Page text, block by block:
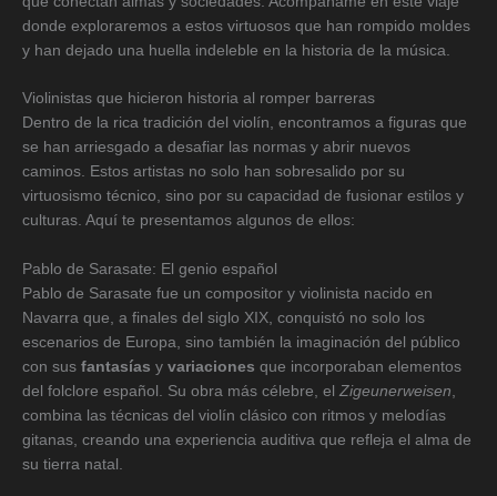
donde exploraremos a estos virtuosos que han rompido moldes
y han dejado una huella indeleble en la historia de la música.
Violinistas que hicieron historia al romper barreras
Dentro de la rica tradición del violín, encontramos a figuras que
se han arriesgado a desafiar las normas y abrir nuevos
caminos. Estos artistas no solo han sobresalido por su
virtuosismo técnico, sino por su capacidad de fusionar estilos y
culturas. Aquí te presentamos algunos de ellos:
Pablo de Sarasate: El genio español
Pablo de Sarasate fue un compositor y violinista nacido en
Navarra que, a finales del siglo XIX, conquistó no solo los
escenarios de Europa, sino también la imaginación del público
con sus fantasías y variaciones que incorporaban elementos
del folclore español. Su obra más célebre, el Zigeunerweisen,
combina las técnicas del violín clásico con ritmos y melodías
gitanas, creando una experiencia auditiva que refleja el alma de
su tierra natal.